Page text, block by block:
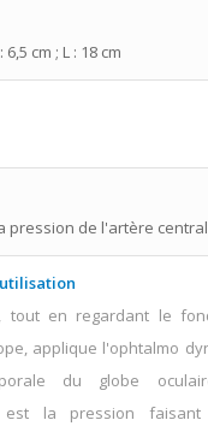
6,5 cm ; L : 18 cm
pression de l'artère
tout en regardant le
applique l'ophtalmo
du globe
est la pression